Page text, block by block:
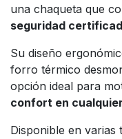
una chaqueta que
seguridad
Su diseño
forro térmico
opción ideal para
confort en
Disponible en